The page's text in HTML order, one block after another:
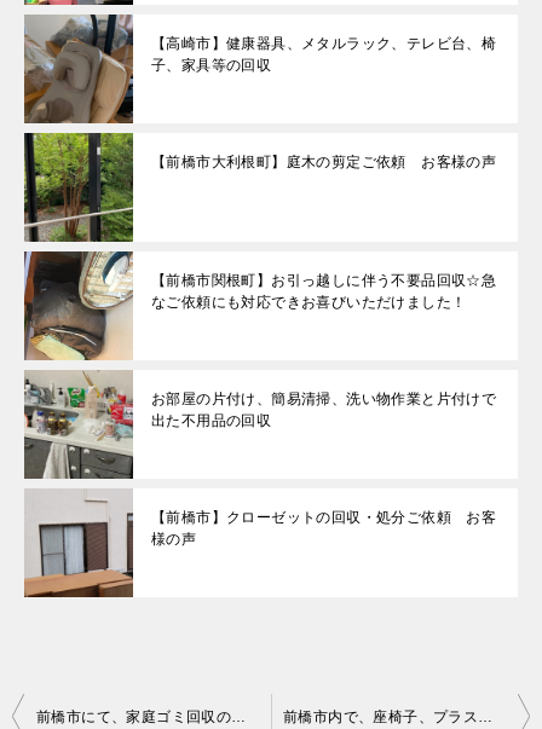
【高崎市】健康器具、メタルラック、テレビ台、椅
子、家具等の回収
【前橋市大利根町】庭木の剪定ご依頼 お客様の声
【前橋市関根町】お引っ越しに伴う不要品回収☆急
なご依頼にも対応できお喜びいただけました！
お部屋の片付け、簡易清掃、洗い物作業と片付けで
出た不用品の回収
【前橋市】クローゼットの回収・処分ご依頼 お客
様の声
投 前橋市にて、家庭ゴミ回収のご依頼 お客様の声 前橋市内で、座椅子、プラスチックケースなどの回収 お客様の声